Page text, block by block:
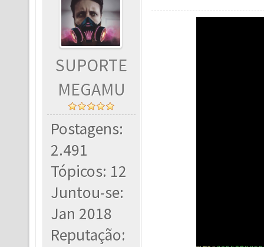
SUPORTE
MEGAMU
Postagens:
2.491
Tópicos: 12
Juntou-se:
Jan 2018
Reputação: